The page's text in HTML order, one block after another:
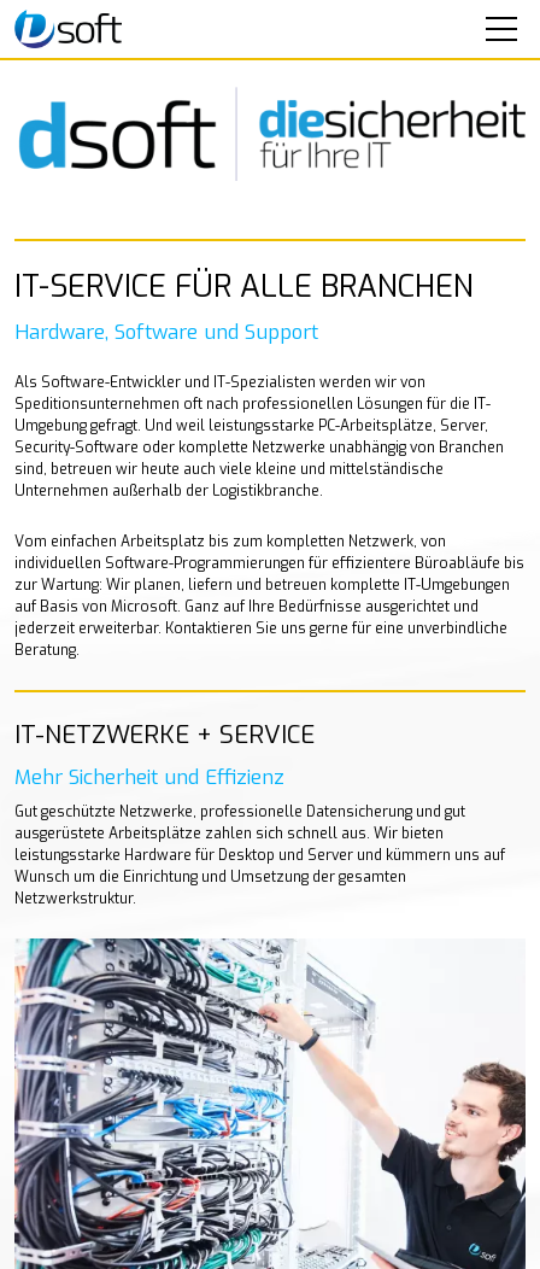
SEMINARE
IT-Leistungen
Individuelle Softwareerstellung
KONTAKT
IT-SERVICE FÜR ALLE BRANCHEN
Hardware, Software und Support
Als Software-Entwickler und IT-Spezialisten werden wir von
Speditionsunternehmen oft nach professionellen Lösungen für die IT-
Umgebung gefragt. Und weil leistungsstarke PC-Arbeitsplätze, Server,
Security-Software oder komplette Netzwerke unabhängig von Branchen
sind, betreuen wir heute auch viele kleine und mittelständische
Unternehmen außerhalb der Logistikbranche.
Vom einfachen Arbeitsplatz bis zum kompletten Netzwerk, von
individuellen Software-Programmierungen für effizientere Büroabläufe bis
zur Wartung: Wir planen, liefern und betreuen komplette IT-Umgebungen
auf Basis von Microsoft. Ganz auf Ihre Bedürfnisse ausgerichtet und
jederzeit erweiterbar. Kontaktieren Sie uns gerne für eine unverbindliche
Beratung.
IT-NETZWERKE + SERVICE
Mehr Sicherheit und Effizienz
Gut geschützte Netzwerke, professionelle Datensicherung und gut
ausgerüstete Arbeitsplätze zahlen sich schnell aus. Wir bieten
leistungsstarke Hardware für Desktop und Server und kümmern uns auf
Wunsch um die Einrichtung und Umsetzung der gesamten
Netzwerkstruktur.